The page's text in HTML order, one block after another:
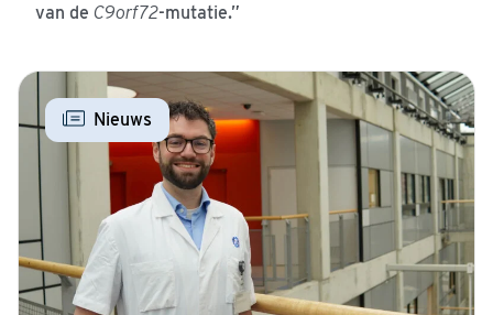
van de C9orf72-mutatie.”
Nieuws